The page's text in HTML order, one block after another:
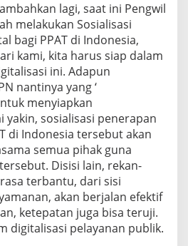
lagi, saat ini Pengwil
melakukan Sosialisasi
bagi PPAT di Indonesia,
kami, kita harus siap dalam
ini. Adapun
nantinya yang ‘
menyiapkan
yakin, sosialisasi penerapan
di Indonesia tersebut akan
semua pihak guna
Disisi lain, rekan-
terbantu, dari sisi
akan berjalan efektif
ketepatan juga bisa teruji.
digitalisasi pelayanan publik.